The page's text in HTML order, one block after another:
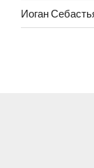
Иоган